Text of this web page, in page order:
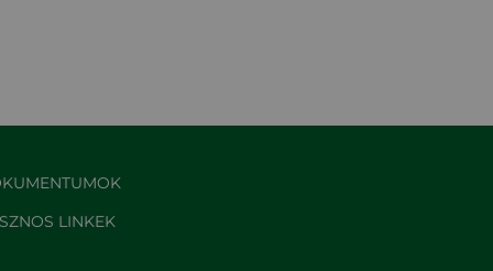
LINKEK